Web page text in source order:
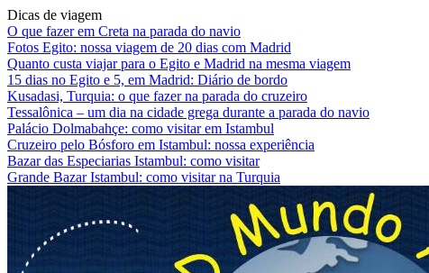
Dicas de viagem
O que fazer em Creta na parada do navio
Fotos Egito: nossa viagem de 20 dias com Madrid
Quanto custa viajar para o Egito e Madrid na mesma viagem
15 dias no Egito e 5, em Madrid: Diário de bordo
Kusadasi, Turquia: o que fazer na parada do cruzeiro
Tessalônica – um dia na cidade grega durante a parada do navio
Palácio Dolmabahçe: como visitar em Istambul
Cruzeiro pelo Bósforo em Istambul: nossa experiência
Bazar das Especiarias Istambul: como visitar
Grande Bazar Istambul: como visitar na Turquia